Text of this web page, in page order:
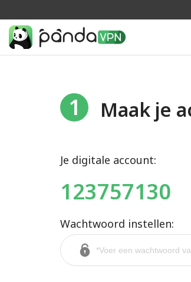
1 Maak je
Je digitale account:
123757130
Wachtwoord instellen: